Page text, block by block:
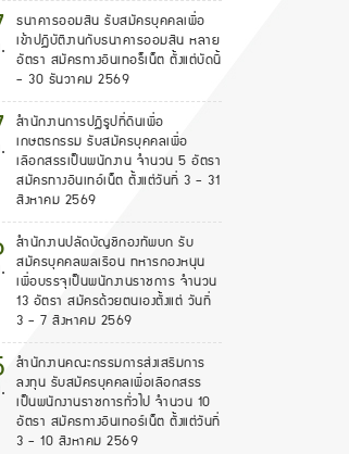
ธนาคารออมสิน รับสมัครบุคคลเพื่อ
เข้าปฏิบัติงานกับธนาคารออมสิน หลาย
อัตรา สมัครทางอินเทอร็เน็ต ตั้งแต่บัดนี้
- 30 ธันวาคม 2569
สำนักงานการปฏิรูปที่ดินเพื่อ
เกษตรกรรม รับสมัครบุคคลเพื่อ
เลือกสรรเป็นพนักงาน จำนวน 5 อัตรา
สมัครทางอินเทอ์เน็ต ตั้งแต่วันที่ 3 - 31
สิงหาคม 2569
สำนักงานปลัดบัญชีกองทัพบก รับ
สมัครบุคคลพลเรือน ทหารกองหนุน
เพื่อบรรจุเป็นพนักงานราชการ จำนวน
13 อัตรา สมัครด้วยตนเองตั้งแต่ วันที่
3 - 7 สิงหาคม 2569
สำนักงานคณะกรรมการส่งเสริมการ
ลงทุน รับสมัครบุคคลเพื่อเลือกสรร
เป็นพนักงานราชการทั่วไป จำนวน 10
อัตรา สมัครทางอินเทอร์เน็ต ตั้งแต่วันที่
3 - 10 สิงหาคม 2569